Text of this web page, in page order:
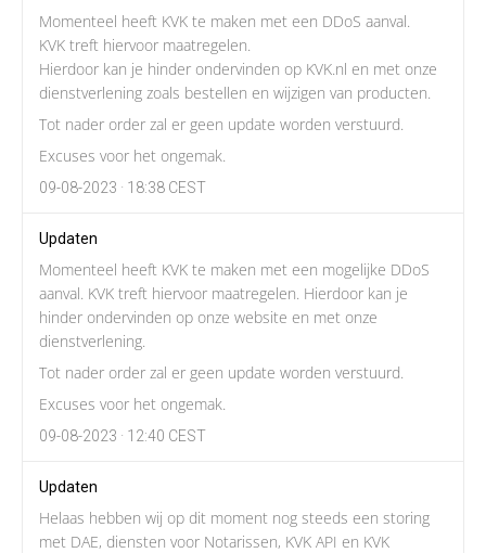
Momenteel heeft KVK te maken met een DDoS aanval.
KVK treft hiervoor maatregelen.
Hierdoor kan je hinder ondervinden op KVK.nl en met onze
dienstverlening zoals bestellen en wijzigen van producten.
Tot nader order zal er geen update worden verstuurd.
Excuses voor het ongemak.
09-08-2023 · 18:38 CEST
Updaten
Momenteel heeft KVK te maken met een mogelijke DDoS
aanval. KVK treft hiervoor maatregelen. Hierdoor kan je
hinder ondervinden op onze website en met onze
dienstverlening.
Tot nader order zal er geen update worden verstuurd.
Excuses voor het ongemak.
09-08-2023 · 12:40 CEST
Updaten
Helaas hebben wij op dit moment nog steeds een storing
met DAE, diensten voor Notarissen, KVK API en KVK